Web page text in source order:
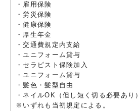
・雇用保険
・労災保険
・健康保険
・厚生年金
・交通費規定内支給
・ユニフォーム貸与
・セラピスト保険加入
・ユニフォーム貸与
・髪色・髪型自由
・ネイルOK（但し短く切る必要あり）
※いずれも当初規定による。